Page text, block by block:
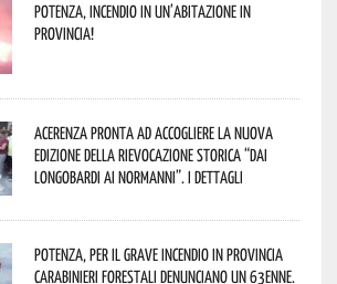
Potenza, incendio in un’abitazione in
provincia!
Acerenza pronta ad accogliere la nuova
edizione della rievocazione storica “Dai
Longobardi ai Normanni”. I dettagli
Potenza, per il grave incendio in Provincia
Carabinieri forestali denunciano un 63enne.